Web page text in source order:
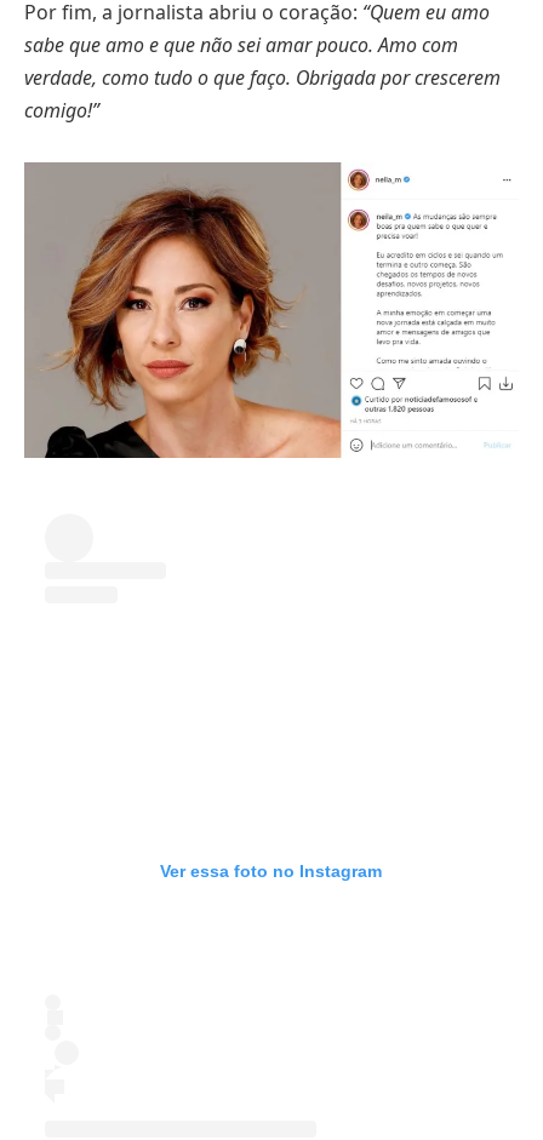
Por fim, a jornalista abriu o coração: “Quem eu amo
sabe que amo e que não sei amar pouco. Amo com
verdade, como tudo o que faço. Obrigada por crescerem
comigo!”
Ver essa foto no Instagram